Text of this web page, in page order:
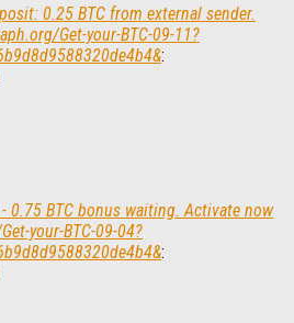
0.25 BTC from external sender.
Get-your-BTC-09-11?
:
0.75 BTC bonus waiting. Activate now
your-BTC-09-04?
: